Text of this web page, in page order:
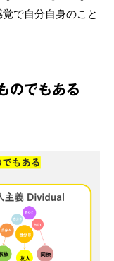
で自分自身のこと
のでもある